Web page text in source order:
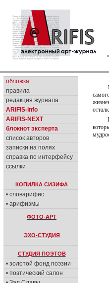
обложка
правила
редакция журнала
ARIFIS-info
ARIFIS-NEXT
блокнот эксперта
список авторов
записки на полях
справка по интерфейсу
ссылки
КОПИЛКА СИЗИФА
• словарифис
• арифизмы
ФОТО-АРТ
ЭХО-СТУДИЯ
СТУДИЯ ПОЭТОВ
• золотой фонд поэзии
• поэтический салон